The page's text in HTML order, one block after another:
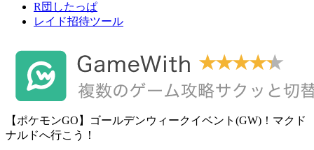
R団したっぱ
レイド招待ツール
【ポケモンGO】ゴールデンウィークイベント(GW)！マクド
ナルドへ行こう！